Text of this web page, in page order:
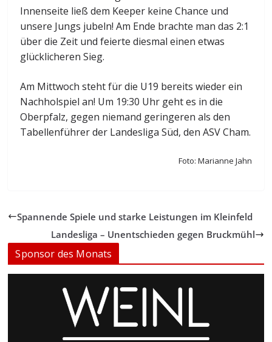
Innenseite ließ dem Keeper keine Chance und
unsere Jungs jubeln! Am Ende brachte man das 2:1
über die Zeit und feierte diesmal einen etwas
glücklicheren Sieg.
Am Mittwoch steht für die U19 bereits wieder ein
Nachholspiel an! Um 19:30 Uhr geht es in die
Oberpfalz, gegen niemand geringeren als den
Tabellenführer der Landesliga Süd, den ASV Cham.
Foto: Marianne Jahn
Spannende Spiele und starke Leistungen im Kleinfeld
Landesliga – Unentschieden gegen Bruckmühl
Sponsor des Monats